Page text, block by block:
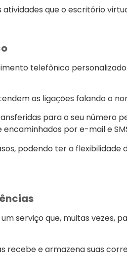
que o escritório
telefônico
as ligações falando o
para o seu número
por e-mail e
podendo ter a flexibilidade
serviço que, muitas vezes,
recebe e armazena suas